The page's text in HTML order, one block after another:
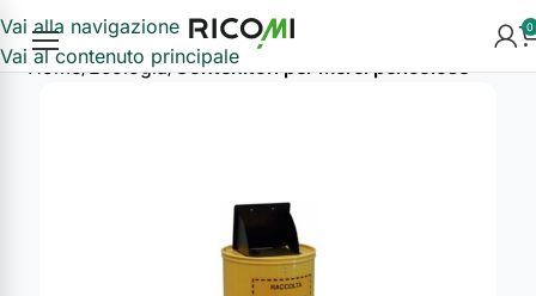
Vai alla navigazione
Vai al contenuto principale
0
Home Ecologia Contenitori per merci pericolose